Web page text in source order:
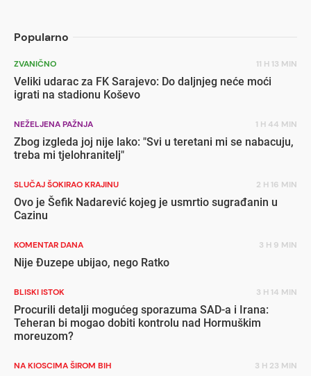
Popularno
ZVANIČNO 11 H 13 MIN
Veliki udarac za FK Sarajevo: Do daljnjeg neće moći
igrati na stadionu Koševo
NEŽELJENA PAŽNJA 1 H 44 MIN
Zbog izgleda joj nije lako: "Svi u teretani mi se nabacuju,
treba mi tjelohranitelj"
SLUČAJ ŠOKIRAO KRAJINU 2 H 16 MIN
Ovo je Šefik Nadarević kojeg je usmrtio sugrađanin u
Cazinu
KOMENTAR DANA 3 H 9 MIN
Nije Đuzepe ubijao, nego Ratko
BLISKI ISTOK 3 H 14 MIN
Procurili detalji mogućeg sporazuma SAD-a i Irana:
Teheran bi mogao dobiti kontrolu nad Hormuškim
moreuzom?
NA KIOSCIMA ŠIROM BIH 3 H 23 MIN